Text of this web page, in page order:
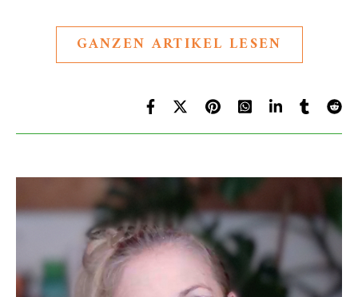
GANZEN ARTIKEL LESEN